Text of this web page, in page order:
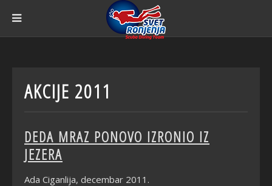
AKCIJE 2011
DEDA MRAZ PONOVO IZRONIO IZ
JEZERA
Ada Ciganlija, decembar 2011.